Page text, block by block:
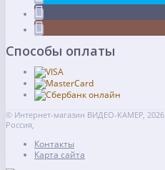
Способы оплаты
© Интернет-магазин ВИДЕО-КАМЕР, 2026
Россия,
Контакты
Карта сайта